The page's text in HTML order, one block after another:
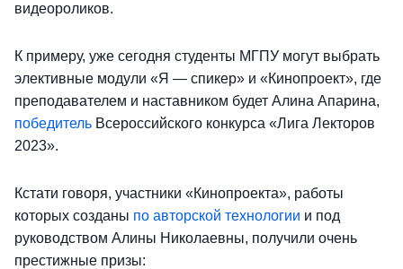
видеороликов.
К примеру, уже сегодня студенты МГПУ могут выбрать
элективные модули «Я — спикер» и «Кинопроект», где
преподавателем и наставником будет Алина Апарина,
победитель Всероссийского конкурса «Лига Лекторов
2023».
Кстати говоря, участники «Кинопроекта», работы
которых созданы по авторской технологии и под
руководством Алины Николаевны, получили очень
престижные призы: